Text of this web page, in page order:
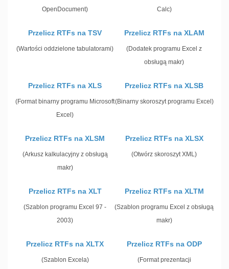
OpenDocument)
Calc)
Przelicz RTFs na TSV
(Wartości oddzielone tabulatorami)
Przelicz RTFs na XLAM
(Dodatek programu Excel z
obsługą makr)
Przelicz RTFs na XLS
(Format binarny programu Microsoft
Excel)
Przelicz RTFs na XLSB
(Binarny skoroszyt programu Excel)
Przelicz RTFs na XLSM
(Arkusz kalkulacyjny z obsługą
makr)
Przelicz RTFs na XLSX
(Otwórz skoroszyt XML)
Przelicz RTFs na XLT
(Szablon programu Excel 97 -
2003)
Przelicz RTFs na XLTM
(Szablon programu Excel z obsługą
makr)
Przelicz RTFs na XLTX
(Szablon Excela)
Przelicz RTFs na ODP
(Format prezentacji